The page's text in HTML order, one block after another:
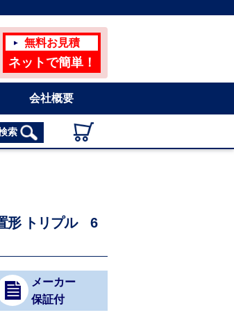
無料お見積
ネットで簡単！
会社概要
索
形 トリプル 6
メーカー
保証付